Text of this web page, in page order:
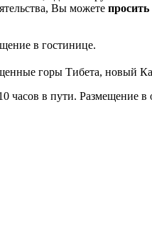
Вы можете
в гостинице.
часов в пути. Размещение в